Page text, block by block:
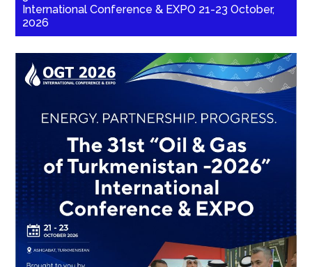
International Conference & EXPO 21-23 October,
2026